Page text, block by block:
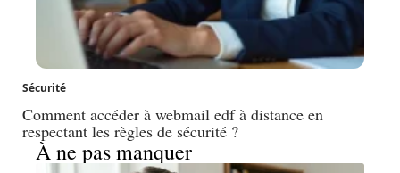
Sécurité
Comment accéder à webmail edf à distance en
respectant les règles de sécurité ?
À ne pas manquer